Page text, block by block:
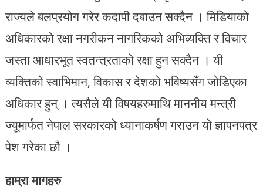
राज्यले बलप्रयोग गरेर कदापी दबाउन सक्दैन । मिडियाको
अधिकारको रक्षा नगरीकन नागरिकको अभिव्यक्ति र विचार
जस्ता आधारभूत स्वतन्त्रताको रक्षा हुन सक्दैन । यी
व्यक्तिको स्वाभिमान, विकास र देशको भविष्यसँग जोडिएका
अधिकार हुन् । त्यसैले यी विषयहरुमाथि माननीय मन्त्री
ज्यूमार्फत नेपाल सरकारको ध्यानाकर्षण गराउन यो ज्ञापनपत्र
पेश गरेका छौ ।
हाम्रा मागहरु